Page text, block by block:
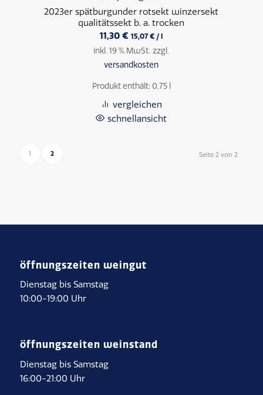
2023er spätburgunder rotsekt winzersekt
qualitätssekt b. a. trocken
11,30€ 15,07€ /l
inkl. 19 % MwSt. zzgl.
versandkosten
Produkt enthält: 0,75
vergleichen
schnellansicht
Seite 2 von 2
1 2
öffnungszeiten weingut
Dienstag bis Samstag
10:00-19:00 Uhr
öffnungszeiten weinstand
Dienstag bis Samstag
16:00-21:00 Uhr